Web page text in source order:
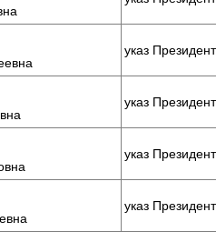
указ
указ
указ
указ